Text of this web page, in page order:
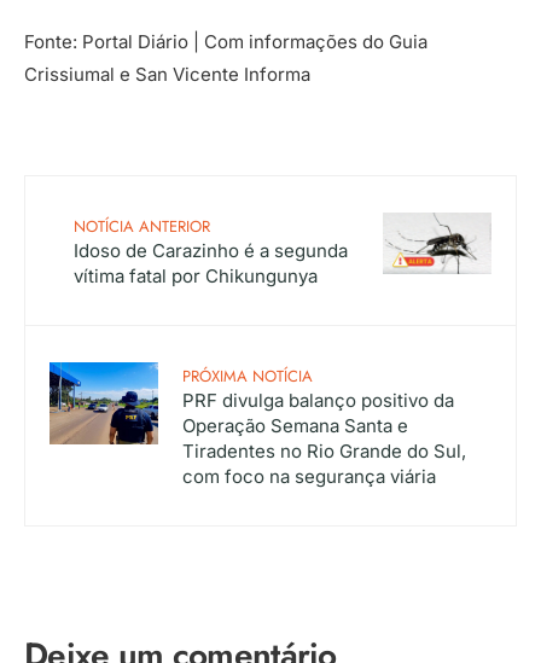
Fonte: Portal Diário | Com informações do Guia
Crissiumal e San Vicente Informa
NOTÍCIA ANTERIOR
Idoso de Carazinho é a segunda
vítima fatal por Chikungunya
PRÓXIMA NOTÍCIA
PRF divulga balanço positivo da
Operação Semana Santa e
Tiradentes no Rio Grande do Sul,
com foco na segurança viária